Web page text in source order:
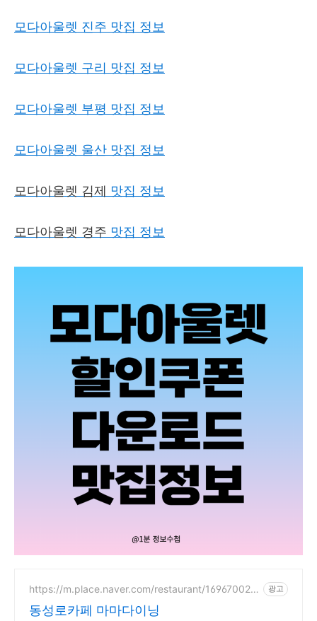
모다아울렛 진주 맛집 정보
모다아울렛 구리 맛집 정보
모다아울렛 부평 맛집 정보
모다아울렛 울산 맛집 정보
모다아울렛 김제 맛집 정보
모다아울렛 경주 맛집 정보
https://m.place.naver.com/restaurant/169670029
광고
동성로카페 마마다이닝